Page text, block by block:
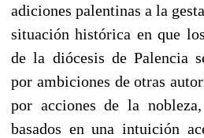
adiciones palentinas a la
situación histórica en que
de la diócesis de Palencia
por ambiciones de otras
por acciones de la
basados en una intuición